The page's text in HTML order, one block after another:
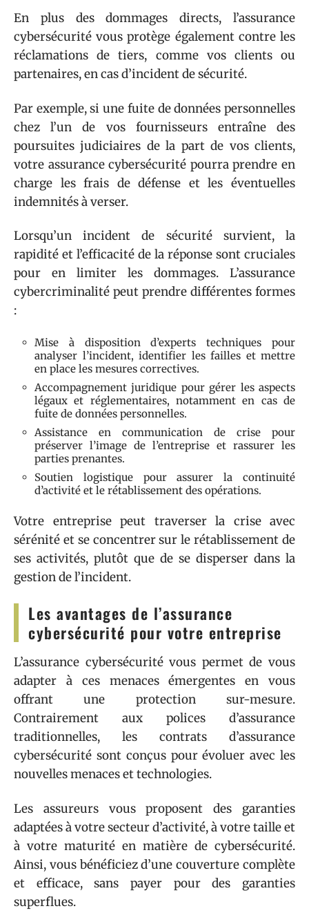
En plus des dommages directs, l’assurance
cybersécurité vous protège également contre les
réclamations de tiers, comme vos clients ou
partenaires, en cas d’incident de sécurité.
Par exemple, si une fuite de données personnelles
chez l’un de vos fournisseurs entraîne des
poursuites judiciaires de la part de vos clients,
votre assurance cybersécurité pourra prendre en
charge les frais de défense et les éventuelles
indemnités à verser.
Lorsqu’un incident de sécurité survient, la
rapidité et l’efficacité de la réponse sont cruciales
pour en limiter les dommages. L’assurance
cybercriminalité peut prendre différentes formes
:
Mise à disposition d’experts techniques pour
analyser l’incident, identifier les failles et mettre
en place les mesures correctives.
Accompagnement juridique pour gérer les aspects
légaux et réglementaires, notamment en cas de
fuite de données personnelles.
Assistance en communication de crise pour
préserver l’image de l’entreprise et rassurer les
parties prenantes.
Soutien logistique pour assurer la continuité
d’activité et le rétablissement des opérations.
Votre entreprise peut traverser la crise avec
sérénité et se concentrer sur le rétablissement de
ses activités, plutôt que de se disperser dans la
gestion de l’incident.
Les avantages de l’assurance
cybersécurité pour votre entreprise
L’assurance cybersécurité vous permet de vous
adapter à ces menaces émergentes en vous
offrant une protection sur-mesure.
Contrairement aux polices d’assurance
traditionnelles, les contrats d’assurance
cybersécurité sont conçus pour évoluer avec les
nouvelles menaces et technologies.
Les assureurs vous proposent des garanties
adaptées à votre secteur d’activité, à votre taille et
à votre maturité en matière de cybersécurité.
Ainsi, vous bénéficiez d’une couverture complète
et efficace, sans payer pour des garanties
superflues.